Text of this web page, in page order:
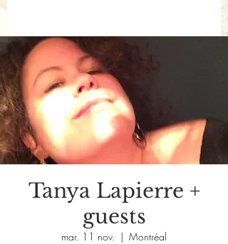
Tanya Lapierre +
guests
mar. 11 nov.
  |
Montréal